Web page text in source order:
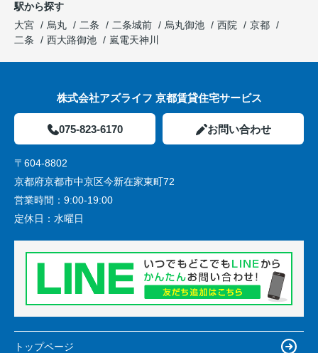
駅から探す
大宮
烏丸 二条 二条城前 烏丸御池 西院
京都
二条
西大路御池 嵐電天神川
株式会社アズライフ 京都賃貸住宅サービス
075-823-6170 お問い合わせ
〒604-8802
京都府京都市中京区今新在家東町72
営業時間： 9:00-19:00
定休日： 水曜日
トップページ